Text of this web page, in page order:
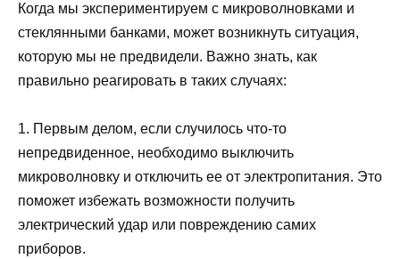
Когда мы экспериментируем с микроволновками и
стеклянными банками, может возникнуть ситуация,
которую мы не предвидели. Важно знать, как
правильно реагировать в таких случаях:
1. Первым делом, если случилось что-то
непредвиденное, необходимо выключить
микроволновку и отключить ее от электропитания. Это
поможет избежать возможности получить
электрический удар или повреждению самих
приборов.